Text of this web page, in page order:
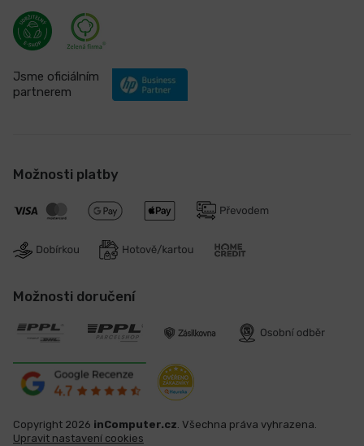
Jsme oficiálním
partnerem
Možnosti platby
Možnosti doručení
Copyright 2026 inComputer.cz . Všechna práva vyhrazena.
Upravit nastavení cookies